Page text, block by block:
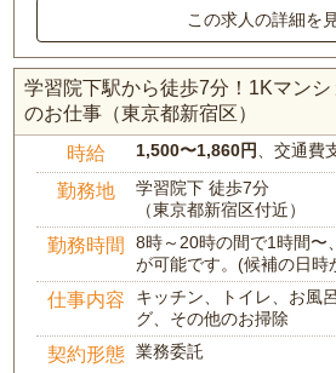
この求人の詳細を
学習院下駅から徒歩7分！1Kマン
のお仕事（東京都新宿区）
時給 1,500〜1,860円 、交通費
勤務地
学習院下 徒歩7分
（東京都新宿区付近）
勤務時間
8時～20時の間で1時間〜
が可能です。(候補の日時
仕事内容
キッチン、トイレ、お風
グ、その他のお掃除
契約形態 業務委託